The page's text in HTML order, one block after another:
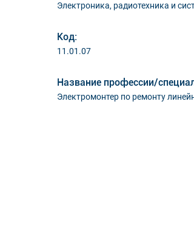
Электроника, радиотехника и
Код:
11.01.07
Название профессии/
Электромонтер по ремонту